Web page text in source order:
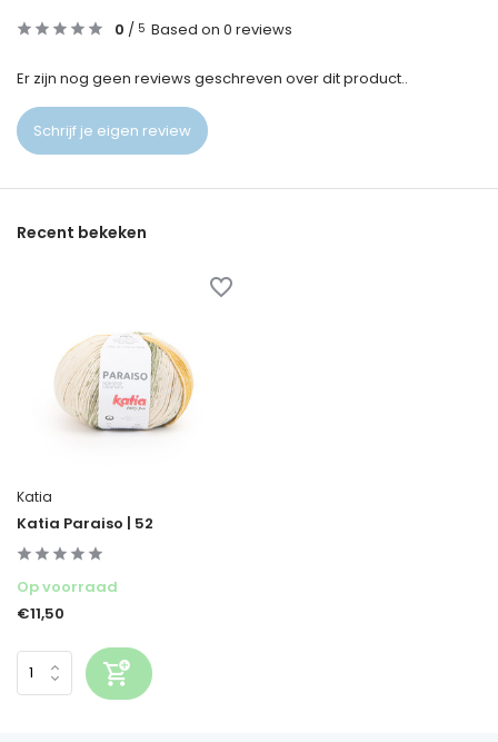
0 / 5 Based on 0 reviews
Er zijn nog geen reviews geschreven over dit product..
Schrijf je eigen review
Recent bekeken
Katia
Katia Paraiso | 52
Op voorraad
€11,50